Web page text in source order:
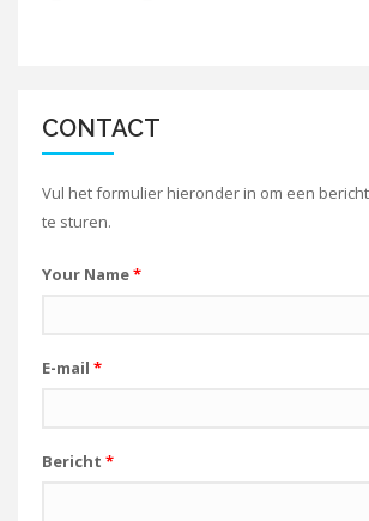
CONTACT
Vul het formulier hieronder in om een
te sturen.
Your Name*
E-mail *
Bericht *